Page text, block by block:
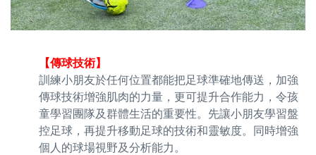
【傳球技術】
訓練小朋友於任何位置都能把足球準確地傳送，加強
傳球技術增強肌肉的力量，更可提升合作能力，令孩
童學習團隊及群體生活的重要性。先讓小朋友學習盤
控足球，再提升移動足球的技術和靈敏度。同時增強
個人的球場視野及分析能力。